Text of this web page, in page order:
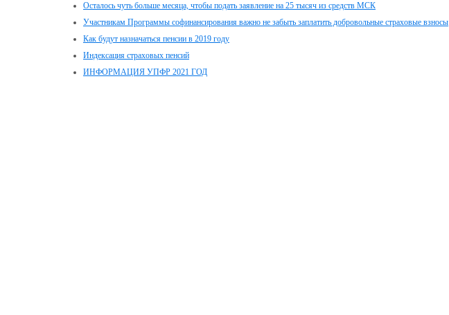
Осталось чуть больше месяца, чтобы подать заявление на 25 тысяч из средств МСК
Участникам Программы софинансирования важно не забыть заплатить добровольные страховые взносы
Как будут назначаться пенсии в 2019 году
Индексация страховых пенсий
ИНФОРМАЦИЯ УПФР 2021 ГОД